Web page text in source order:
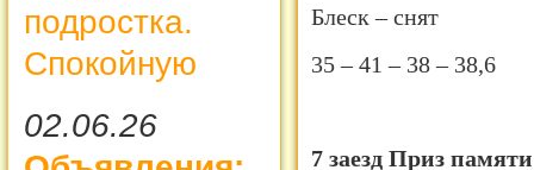
подростка.
Спокойную
02.06.26
Блеск – снят
35 – 41 – 38 – 38,6
7 заезд Приз